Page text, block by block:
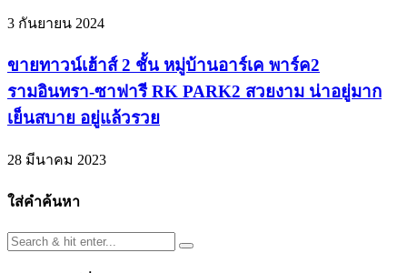
3 กันยายน 2024
ขายทาวน์เฮ้าส์ 2 ชั้น หมู่บ้านอาร์เค พาร์ค2
รามอินทรา-ซาฟารี RK PARK2 สวยงาม น่าอยู่มาก
เย็นสบาย อยู่แล้วรวย
28 มีนาคม 2023
ใส่คำค้นหา